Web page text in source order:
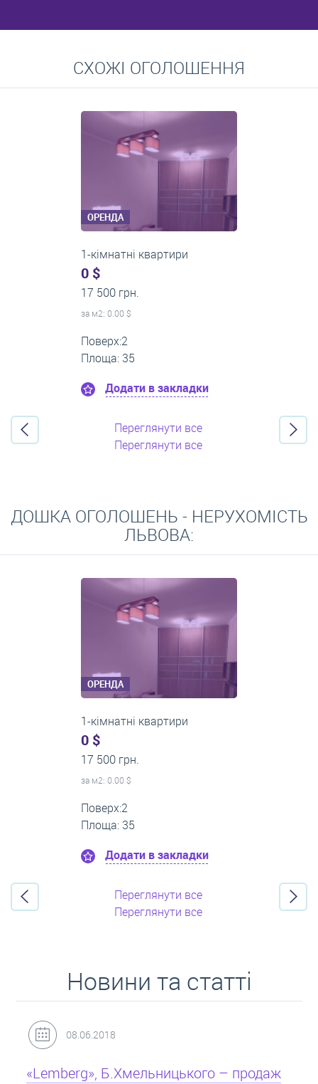
Середні ціни на довготривалу оренду квартир, особняків,
кімнат
СХОЖІ ОГОЛОШЕННЯ
ОРЕНДА
1-кімнатні квартири
0 $
22 500 грн.
за м2: 0.00 $
Поверх:12
Площа: 60
Додати в закладки
Переглянути все
Переглянути все
ДОШКА ОГОЛОШЕНЬ - НЕРУХОМІСТЬ
ЛЬВОВА:
ОРЕНДА
3-кімнатні квартири
500 $
0 грн.
за м2: 8.33 $
Поверх:3
Площа: 60
Додати в закладки
Переглянути все
Переглянути все
Новини та статті
31.05.2018
Кредит під заставу нерухомості: іпотека